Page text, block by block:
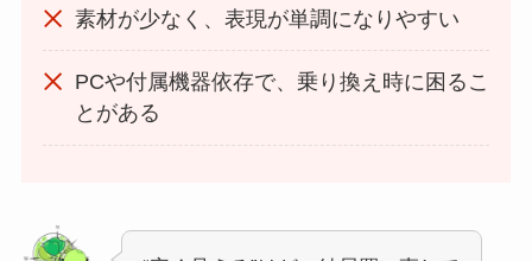
素材が少なく、表現が単調になりやすい
PCや付属機器依存で、乗り換え時に困るこ
とがある